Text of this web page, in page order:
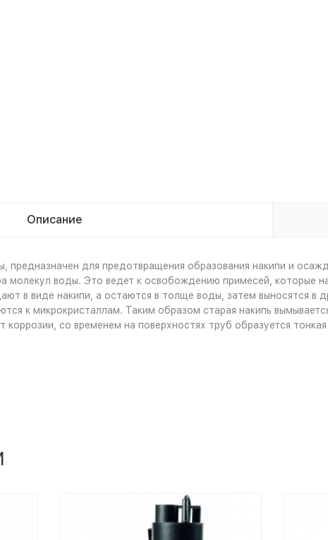
Описание
предназначен для предотвращения образования накипи и
молекул воды. Это ведет к освобождению примесей, которые
в виде накипи, а остаются в толще воды, затем выносятся в
к микрокристаллам. Таким образом старая накипь
со временем на поверхностях труб образуется